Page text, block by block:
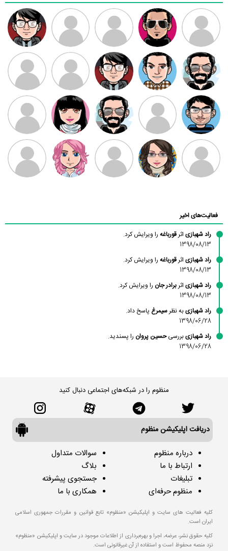
ممدرضا رضا کاظمی زهرا ~ ابتین
سید محمد
موسوی
مهدی فرهمند مهدی سلطانی داود رضیی
طرفدار میلی
بابی براون
کیوان کیانی
سامان راحمی امیردلتا امیروو ملیکا منتظری عارفه داستانپور
فعالیت‌های اخیر
راد شهبازی اثرقورباغه را ویرایش کرد.
1398/08/13
راد شهبازی اثرقورباغه را ویرایش کرد.
1398/08/13
راد شهبازی اثربرادر جان را ویرایش کرد.
1398/08/13
راد شهبازیبه نظرسیمرغ پاسخ داد.
1398/06/28
راد شهبازیبررسیحسین پروان را پسندید.
1398/06/28
منظوم را در شبکه‌های اجتماعی دنبال کنید
دریافت اپلیکیشن منظوم
درباره منظوم
ارتباط با ما
تبلیغات
منظوم حرفه‌ای
سوالات متداول
بلاگ
جستجوی پیشرفته
همکاری با ما
کلیه فعالیت های سایت و اپلیکیشن «منظوم» تابع قوانین و مقررات جمهوری اسلامی
ایران است.
کلیه حقوق نشر، عرضه، اجرا و بهره‌برداری از اطلاعات موجود در سایت و اپلیکیشن «منظوم»
نزد منصه محفوظ است و استفاده از آن غیرقانونی است.